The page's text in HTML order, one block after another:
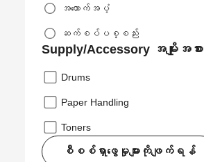
အထောက်အပံ့
ဆက်စပ်ပစ္စည်း
Supply/Accessory အမျိုးအစား
Drums
Paper Handling
Toners
စီစစ်ရှာဖွေမှုများကိုဖျက်ရန်